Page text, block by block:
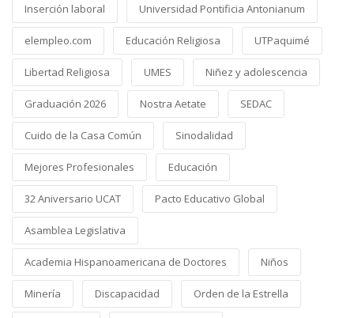
Inserción laboral Universidad Pontificia Antonianum
elempleo.com Educación Religiosa UTPaquimé
Libertad Religiosa UMES Niñez y adolescencia
Graduación 2026 Nostra Aetate SEDAC
Cuido de la Casa Común Sinodalidad
Mejores Profesionales Educación
32 Aniversario UCAT Pacto Educativo Global
Asamblea Legislativa
Academia Hispanoamericana de Doctores Niños
Minería Discapacidad Orden de la Estrella